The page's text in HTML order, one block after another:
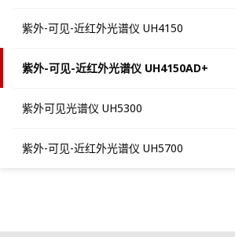
紫外-可见-近红外光谱仪 UH4150
紫外-可见-近红外光谱仪 UH4150AD+
紫外可见光谱仪 UH5300
紫外-可见-近红外光谱仪 UH5700